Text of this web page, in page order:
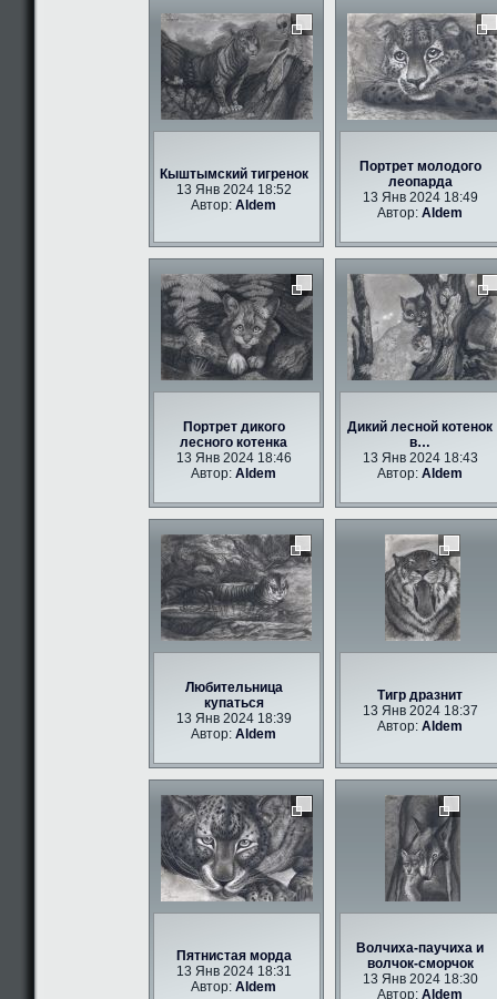
Кыштымский тигренок
13 Янв 2024 18:52
Автор:Aldem
Портрет молодого
леопарда
13 Янв 2024 18:49
Автор:Aldem
Портрет дикого
лесного котенка
13 Янв 2024 18:46
Автор:Aldem
Дикий лесной котенок
в…
13 Янв 2024 18:43
Автор:Aldem
Любительница
купаться
13 Янв 2024 18:39
Автор:Aldem
Тигр дразнит
13 Янв 2024 18:37
Автор:Aldem
Пятнистая морда
13 Янв 2024 18:31
Автор:Aldem
Волчиха-паучиха и
волчок-сморчок
13 Янв 2024 18:30
Автор:Aldem